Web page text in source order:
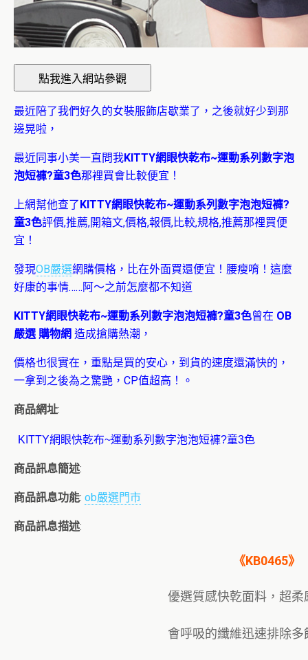
最近陪了我們好久的女裝服飾店歇業了，之後就好少到那
邊晃啦，
最近同事小美一直問我KITTY網眼快乾布~運動系列數字泡
泡短褲?童3色那裡買會比較便宜！
上網幫他查了KITTY網眼快乾布~運動系列數字泡泡短褲?
童3色評價,推薦,開箱文,價格,報價,比較,規格,推薦那裡買便
宜！
發現OB嚴選網購價格，比在外面買還便宜！腰瘦唷！這麼
好康的事情……阿～之前怎麼都不知道
KITTY網眼快乾布~運動系列數字泡泡短褲?童3色曾在 OB
嚴選 購物網 造成搶購熱潮，
價格也很實在，重點是買的安心，到貨的速度還滿快的，
一拿到之後為之驚艷，CP值超高！。
商品網址:
商品訊息簡述:
商品訊息功能: ob嚴選門市
商品訊息描述:
《KB0465》
優選質感快乾面料，超柔
會呼吸的纖維迅速排除多